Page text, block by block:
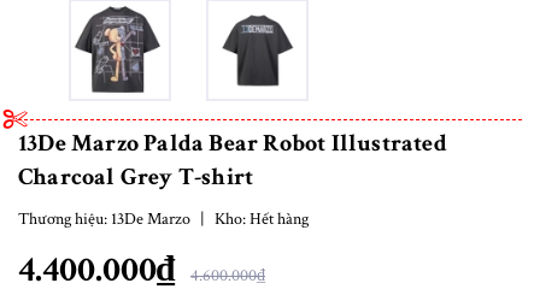
13De Marzo Palda Bear Robot Illustrated
Charcoal Grey T-shirt
Thương hiệu: 13De Marzo | Kho:Hết hàng
4.400.000₫ 4.600.000₫